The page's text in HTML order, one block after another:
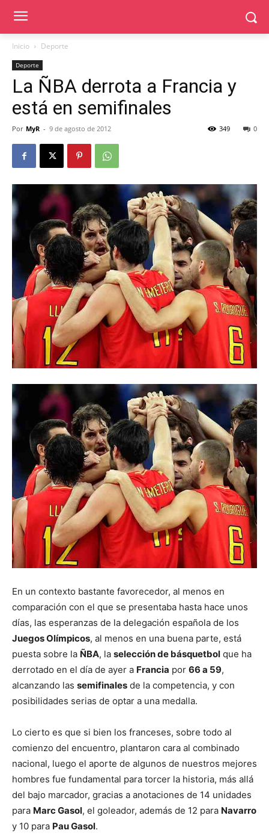
Inicio Deporte
Deporte
La ÑBA derrota a Francia y
está en semifinales
Por MyR - 9 de agosto de 2012 0
349
En un contexto bastante favorecedor, al menos en
comparación con el que se presentaba hasta hace unos
días, las esperanzas de la delegación española de los
Juegos Olímpicos, al menos en una buena parte, está
puesta sobre la ÑBA, la selección de básquetbol que ha
derrotado en el día de ayer a Francia por 66 a 59,
alcanzando las semifinales de la competencia, y con
posibilidades serias de optar a una medalla.
Lo cierto es que si bien los franceses, sobre todo al
comienzo del encuentro, plantaron cara al combinado
nacional, luego el aporte de algunos de nuestros mejores
hombres fue fundamental para torcer la historia, más allá
del bajo marcador, gracias a anotaciones de 14 unidades
para Marc Gasol, el goleador, además de 12 para Navarro
y 10 para Pau Gasol.